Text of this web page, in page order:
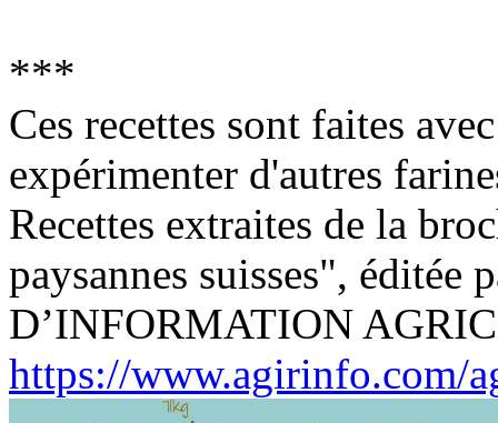
***
Ces recettes sont faites
expérimenter d'autres
Recettes extraites de la
paysannes suisses", éditée
D’INFORMATION
https://www.agirinfo.com/